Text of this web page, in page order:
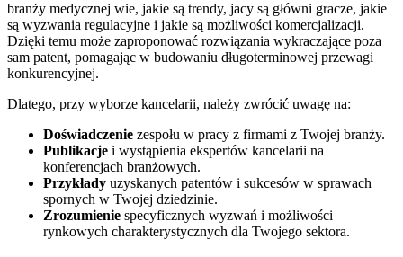
branży medycznej wie, jakie są trendy, jacy są główni gracze, jakie
są wyzwania regulacyjne i jakie są możliwości komercjalizacji.
Dzięki temu może zaproponować rozwiązania wykraczające poza
sam patent, pomagając w budowaniu długoterminowej przewagi
konkurencyjnej.
Dlatego, przy wyborze kancelarii, należy zwrócić uwagę na:
Doświadczenie zespołu w pracy z firmami z Twojej branży.
Publikacje i wystąpienia ekspertów kancelarii na
konferencjach branżowych.
Przykłady uzyskanych patentów i sukcesów w sprawach
spornych w Twojej dziedzinie.
Zrozumienie specyficznych wyzwań i możliwości
rynkowych charakterystycznych dla Twojego sektora.